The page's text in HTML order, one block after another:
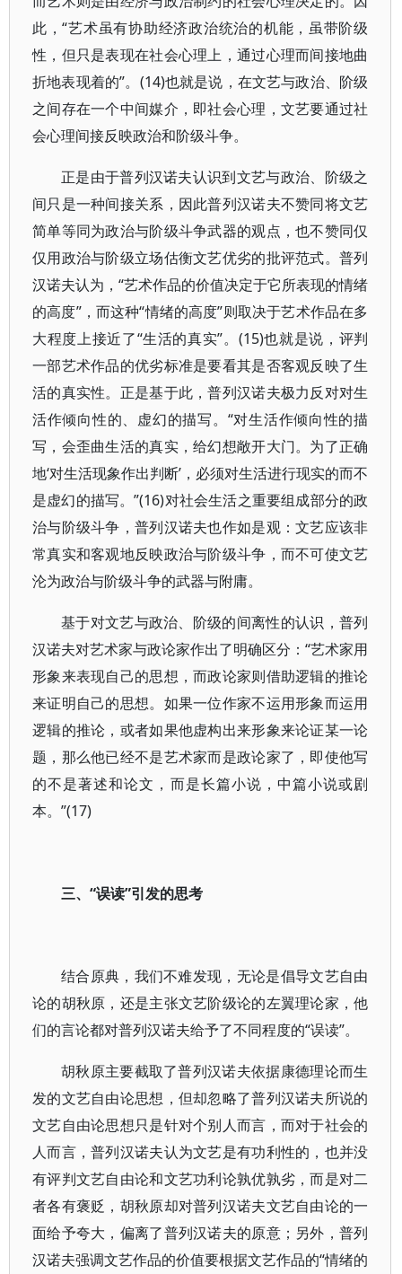
此，“艺术虽有协助经济政治统治的机能，虽带阶级
性，但只是表现在社会心理上，通过心理而间接地曲
折地表现着的”。(14)也就是说，在文艺与政治、阶级
之间存在一个中间媒介，即社会心理，文艺要通过社
会心理间接反映政治和阶级斗争。
正是由于普列汉诺夫认识到文艺与政治、阶级之
间只是一种间接关系，因此普列汉诺夫不赞同将文艺
简单等同为政治与阶级斗争武器的观点，也不赞同仅
仅用政治与阶级立场估衡文艺优劣的批评范式。普列
汉诺夫认为，“艺术作品的价值决定于它所表现的情绪
的高度”，而这种“情绪的高度”则取决于艺术作品在多
大程度上接近了“生活的真实”。(15)也就是说，评判
一部艺术作品的优劣标准是要看其是否客观反映了生
活的真实性。正是基于此，普列汉诺夫极力反对对生
活作倾向性的、虚幻的描写。“对生活作倾向性的描
写，会歪曲生活的真实，给幻想敞开大门。为了正确
地‘对生活现象作出判断’，必须对生活进行现实的而不
是虚幻的描写。”(16)对社会生活之重要组成部分的政
治与阶级斗争，普列汉诺夫也作如是观：文艺应该非
常真实和客观地反映政治与阶级斗争，而不可使文艺
沦为政治与阶级斗争的武器与附庸。
基于对文艺与政治、阶级的间离性的认识，普列
汉诺夫对艺术家与政论家作出了明确区分：“艺术家用
形象来表现自己的思想，而政论家则借助逻辑的推论
来证明自己的思想。如果一位作家不运用形象而运用
逻辑的推论，或者如果他虚构出来形象来论证某一论
题，那么他已经不是艺术家而是政论家了，即使他写
的不是著述和论文，而是长篇小说，中篇小说或剧
本。”(17)
三、“误读”引发的思考
结合原典，我们不难发现，无论是倡导文艺自由
论的胡秋原，还是主张文艺阶级论的左翼理论家，他
们的言论都对普列汉诺夫给予了不同程度的“误读”。
胡秋原主要截取了普列汉诺夫依据康德理论而生
发的文艺自由论思想，但却忽略了普列汉诺夫所说的
文艺自由论思想只是针对个别人而言，而对于社会的
人而言，普列汉诺夫认为文艺是有功利性的，也并没
有评判文艺自由论和文艺功利论孰优孰劣，而是对二
者各有褒贬，胡秋原却对普列汉诺夫文艺自由论的一
面给予夸大，偏离了普列汉诺夫的原意；另外，普列
汉诺夫强调文艺作品的价值要根据文艺作品的“情绪的